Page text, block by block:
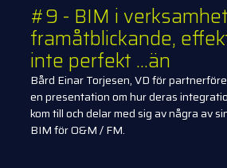
#9 - BIM i
framåtblickande,
inte perfekt ...än
Bård Einar Torjesen, VD för
en presentation om hur deras
kom till och delar med sig av några av
BIM för O&M / FM.